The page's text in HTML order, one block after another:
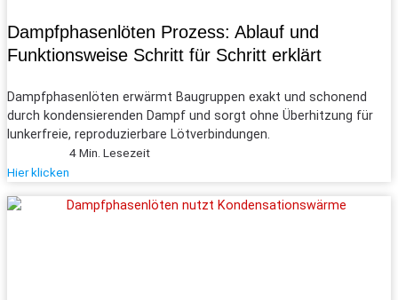
Dampf­phasen­löten Prozess: Ablauf und
Funktionsweise Schritt für Schritt erklärt
Dampf­phasen­löten erwärmt Baugruppen exakt und schonend
durch kondensierenden Dampf und sorgt ohne Überhitzung für
lunkerfreie, reproduzierbare Lötverbindungen.
Hier klicken
4 Min. Lesezeit